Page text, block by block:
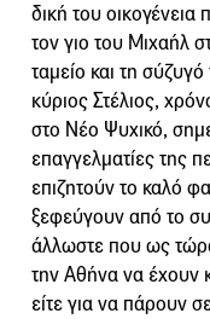
δική του
τον γιο του Μιχαήλ
ταμείο και τη
κύριος Στέλιος,
στο Νέο Ψυχικό,
επαγγελματίες της
επιζητούν το καλό
ξεφεύγουν από το
άλλωστε που ως
την Αθήνα να έχουν
είτε για να πάρουν